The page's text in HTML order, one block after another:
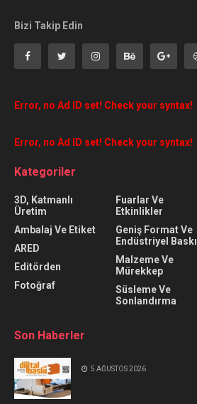
Bizi Takip Edin
Error, no Ad ID set! Check your syntax!
Error, no Ad ID set! Check your syntax!
Kategoriler
3D, Katmanlı
Üretim
Ambalaj Ve Etiket
ARED
Editörden
Fotoğraf
Fuarlar Ve
Etkinlikler
Geniş Format Ve
Endüstriyel Baskı
Malzeme Ve
Mürekkep
Süsleme Ve
Sonlandırma
Son Haberler
5 AĞUSTOS 2026